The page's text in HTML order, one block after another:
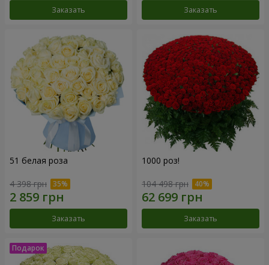
Заказать Заказать
51 белая роза
4 398 грн
Заказать
1000 роз!
104 498 грн
Заказать